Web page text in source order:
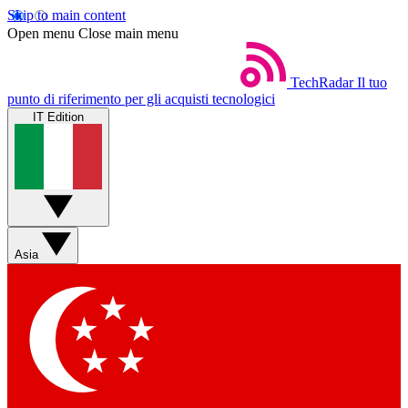
Skip to main content
Open menu Close main menu
TechRadar Il tuo
punto di riferimento per gli acquisti tecnologici
IT Edition
Asia